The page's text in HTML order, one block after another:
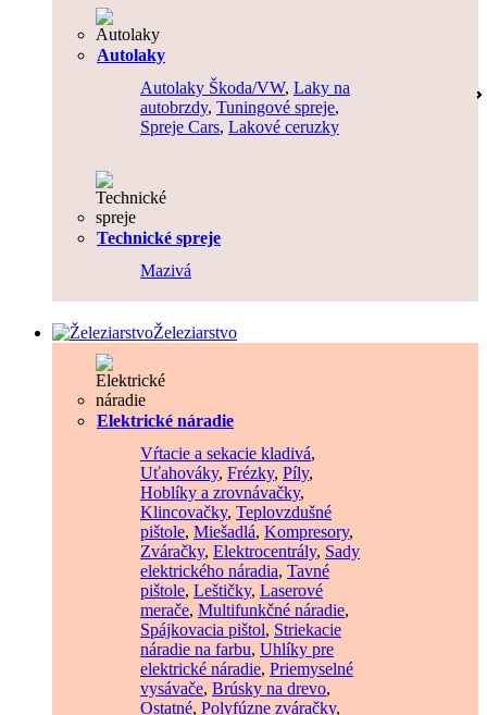
Autolaky
Autolaky Škoda/VW, Laky na
autobrzdy, Tuningové spreje,
Spreje Cars, Lakové ceruzky
Technické spreje
Mazivá
Železiarstvo
Elektrické náradie
Vŕtacie a sekacie kladivá,
Uťahováky, Frézky, Píly,
Hoblíky a zrovnávačky,
Klincovačky, Teplovzdušné
pištole, Miešadlá, Kompresory,
Zváračky, Elektrocentrály, Sady
elektrického náradia, Tavné
pištole, Leštičky, Laserové
merače, Multifunkčné náradie,
Spájkovacia pištol, Striekacie
náradie na farbu, Uhlíky pre
elektrické náradie, Priemyselné
vysávače, Brúsky na drevo,
Ostatné, Polyfúzne zváračky,